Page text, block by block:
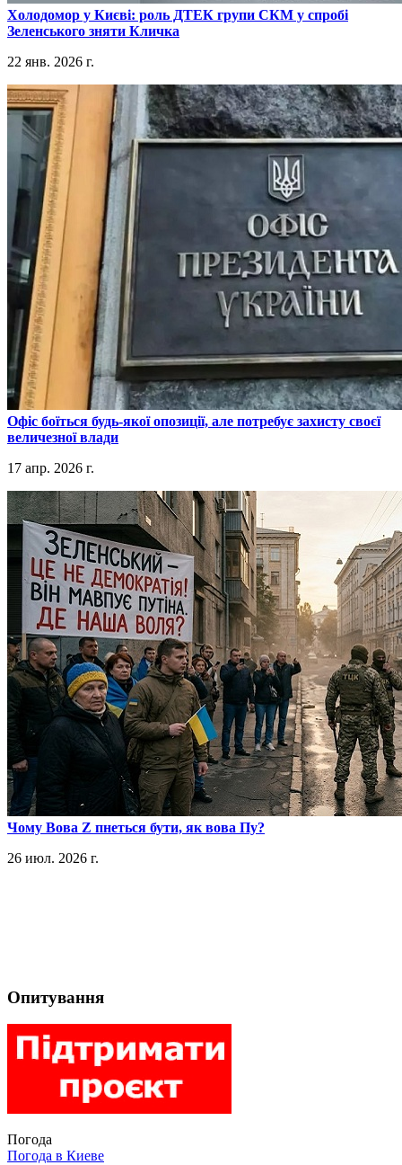
​Холодомор у Києві: роль ДТЕК групи СКМ у спробі
Зеленського зняти Кличка
22 янв. 2026 г.
​Офіс боїться будь-якої опозиції, але потребує захисту своєї
величезної влади
17 апр. 2026 г.
​Чому Вова Z пнеться бути, як вова Пу?
26 июл. 2026 г.
Опитування
Погода
Погода в Киеве